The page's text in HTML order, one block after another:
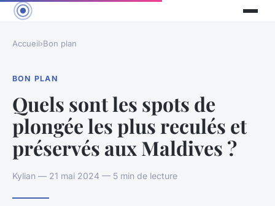
Accueil›Bon plan
BON PLAN
Quels sont les spots de
plongée les plus reculés et
préservés aux Maldives ?
Kylian — 21 mai 2024 — 5 min de lecture